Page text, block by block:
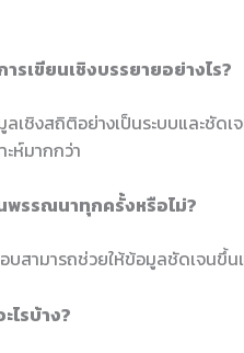
รเขียนเชิงบรรยายอย่างไร?
เชิงสถิติอย่างเป็นระบบและชัดเ
ะห์มากกว่า
พรรณนาทุกครั้งหรือไม่?
สามารถช่วยให้ข้อมูลชัดเจนขึ้น
ไรบ้าง?